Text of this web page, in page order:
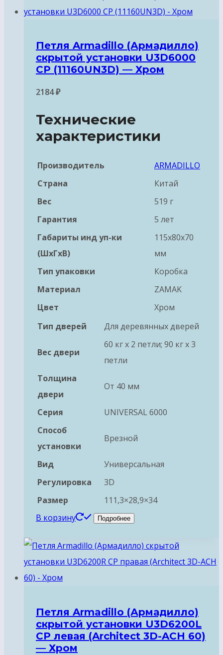
Петля Armadillo (Армадилло)
скрытой установки U3D6000
CP (11160UN3D) — Хром
2184₽
Технические
характеристики
Производитель
ARMADILLO
Страна
Китай
Вес
519 г
Гарантия
5 лет
Габариты инд уп-ки
(ШхГхВ)
115x80x70
мм
Тип упаковки
Коробка
Материал
ZAMAK
Цвет
Хром
Тип дверей
Для деревянных дверей
Вес двери
60 кг х 2 петли; 90 кг х 3
петли
Толщина
двери
От 40 мм
Серия
UNIVERSAL 6000
Способ
установки
Врезной
Вид
Универсальная
Регулировка
3D
Размер
111,3×28,9×34
В корзину
Подробнее
Петля Armadillo (Армадилло)
скрытой установки U3D6200L
CP левая (Architect 3D-ACH 60)
— Хром